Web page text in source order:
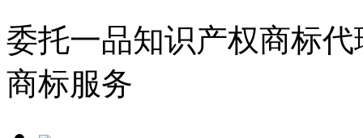
委托一品知识产权商标
商标服务